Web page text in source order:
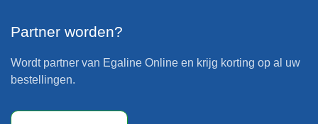
Partner worden?
Wordt partner van Egaline Online en krijg korting op al uw
bestellingen.